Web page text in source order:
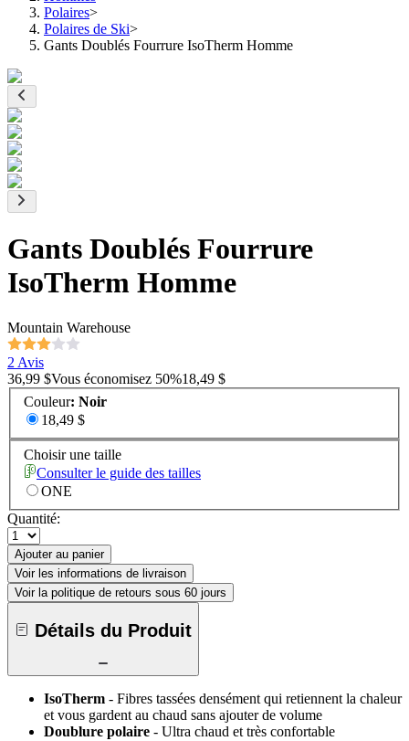
Polaires>
Polaires de Ski>
Gants Doublés Fourrure IsoTherm Homme
Gants Doublés Fourrure
IsoTherm Homme
Mountain Warehouse
2 Avis
36,99 $Vous économisez 50%18,49 $
Couleur: Noir
18,49 $
Choisir une taille
Consulter le guide des tailles
ONE
Quantité:
Ajouter au panier
Voir les informations de livraison
Voir la politique de retours sous 60 jours
Détails du Produit
IsoTherm - Fibres tassées densément qui retiennent la chaleur
et vous gardent au chaud sans ajouter de volume
Doublure polaire - Ultra chaud et très confortable